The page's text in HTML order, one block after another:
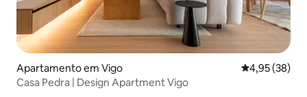
Apartamento em Vigo Classificação
4,95 (38)
Casa Pedra | Design Apartment Vigo